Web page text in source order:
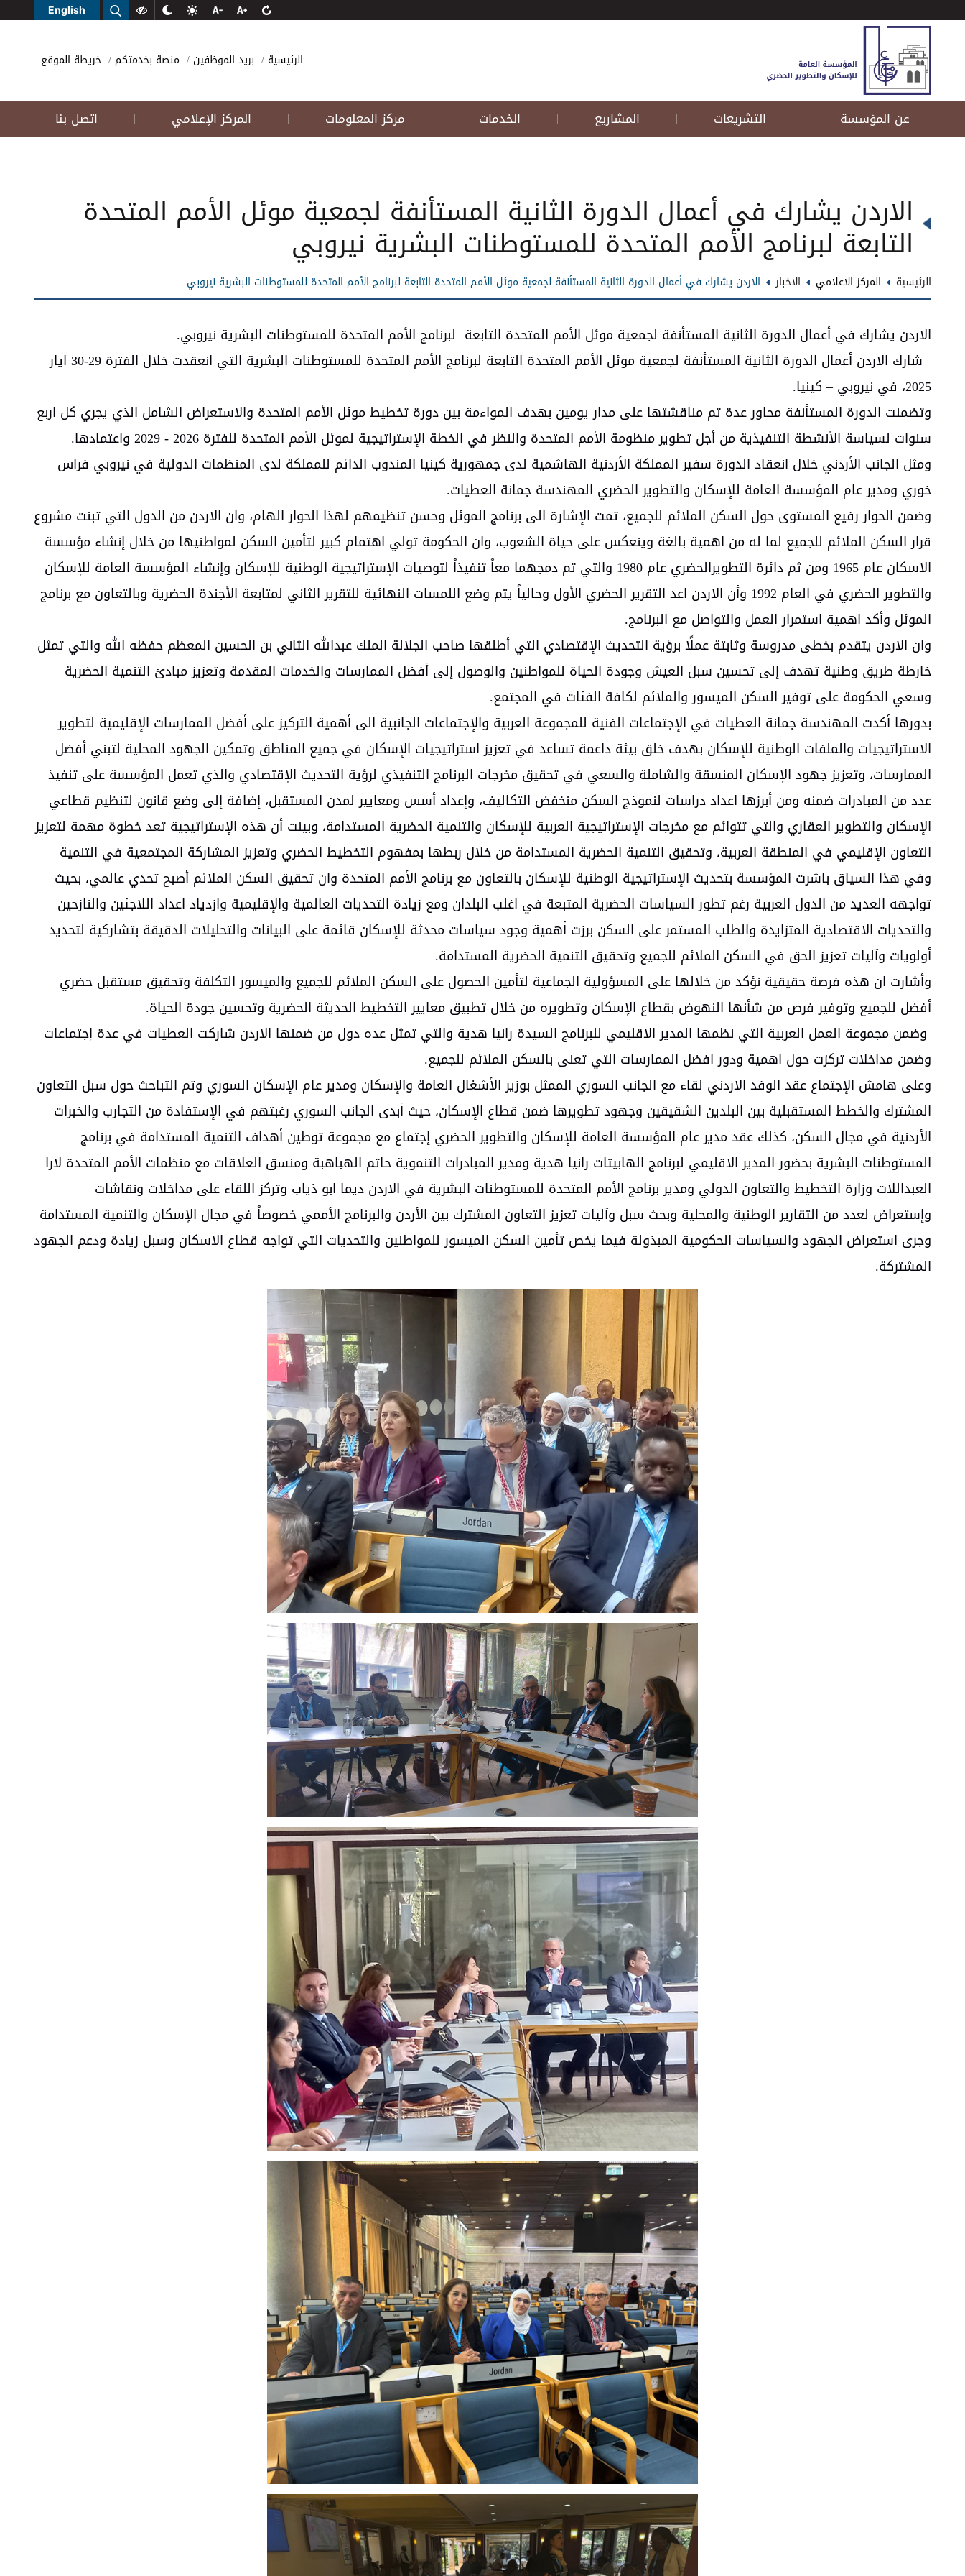
English
الرئيسية بريد الموظفين منصة بخدمتكم خريطة الموقع
عن المؤسسة | التشريعات | المشاريع | الخدمات | مركز المعلومات | المركز الإعلامي | اتصل بنا
الاردن يشارك في أعمال الدورة الثانية المستأنفة لجمعية موئل الأمم المتحدة
التابعة لبرنامج الأمم المتحدة للمستوطنات البشرية نيروبي
الرئيسية المركز الاعلامي الاخبار الاردن يشارك في أعمال الدورة الثانية المستأنفة لجمعية موئل الأمم المتحدة التابعة لبرنامج الأمم المتحدة للمستوطنات البشرية نيروبي
الاردن يشارك في أعمال الدورة الثانية المستأنفة لجمعية موئل الأمم المتحدة التابعة لبرنامج الأمم المتحدة للمستوطنات البشرية نيروبي.
شارك الاردن أعمال الدورة الثانية المستأنفة لجمعية موئل الأمم المتحدة التابعة لبرنامج الأمم المتحدة للمستوطنات البشرية التي انعقدت خلال الفترة 29-30 ايار
2025، في نيروبي – كينيا.
وتضمنت الدورة المستأنفة محاور عدة تم مناقشتها على مدار يومين بهدف المواءمة بين دورة تخطيط موئل الأمم المتحدة والاستعراض الشامل الذي يجري كل اربع
سنوات لسياسة الأنشطة التنفيذية من أجل تطوير منظومة الأمم المتحدة والنظر في الخطة الإستراتيجية لموئل الأمم المتحدة للفترة 2026 - 2029 واعتمادها.
ومثل الجانب الأردني خلال انعقاد الدورة سفير المملكة الأردنية الهاشمية لدى جمهورية كينيا المندوب الدائم للمملكة لدى المنظمات الدولية في نيروبي فراس
خوري ومدير عام المؤسسة العامة للإسكان والتطوير الحضري المهندسة جمانة العطيات.
وضمن الحوار رفيع المستوى حول السكن الملائم للجميع، تمت الإشارة الى برنامج الموئل وحسن تنظيمهم لهذا الحوار الهام، وان الاردن من الدول التي تبنت مشروع
قرار السكن الملائم للجميع لما له من اهمية بالغة وينعكس على حياة الشعوب، وان الحكومة تولي اهتمام كبير لتأمين السكن لمواطنيها من خلال إنشاء مؤسسة
الاسكان عام 1965 ومن ثم دائرة التطويرالحضري عام 1980 والتي تم دمجهما معاً تنفيذاً لتوصيات الإستراتيجية الوطنية للإسكان وإنشاء المؤسسة العامة للإسكان
والتطوير الحضري في العام 1992 وأن الاردن اعد التقرير الحضري الأول وحالياً يتم وضع اللمسات النهائية للتقرير الثاني لمتابعة الأجندة الحضرية وبالتعاون مع برنامج
الموئل وأكد اهمية استمرار العمل والتواصل مع البرنامج.
وان الاردن يتقدم بخطى مدروسة وثابتة عملًا برؤية التحديث الإقتصادي التي أطلقها صاحب الجلالة الملك عبدالله الثاني بن الحسين المعظم حفظه الله والتي تمثل
خارطة طريق وطنية تهدف إلى تحسين سبل العيش وجودة الحياة للمواطنين والوصول إلى أفضل الممارسات والخدمات المقدمة وتعزيز مبادئ التنمية الحضرية
وسعي الحكومة على توفير السكن الميسور والملائم لكافة الفئات في المجتمع.
بدورها أكدت المهندسة جمانة العطيات في الإجتماعات الفنية للمجموعة العربية والإجتماعات الجانبية الى أهمية التركيز على أفضل الممارسات الإقليمية لتطوير
الاستراتيجيات والملفات الوطنية للإسكان بهدف خلق بيئة داعمة تساعد في تعزيز استراتيجيات الإسكان في جميع المناطق وتمكين الجهود المحلية لتبني أفضل
الممارسات، وتعزيز جهود الإسكان المنسقة والشاملة والسعي في تحقيق مخرجات البرنامج التنفيذي لرؤية التحديث الإقتصادي والذي تعمل المؤسسة على تنفيذ
عدد من المبادرات ضمنه ومن أبرزها اعداد دراسات لنموذج السكن منخفض التكاليف، وإعداد أسس ومعايير لمدن المستقبل، إضافة إلى وضع قانون لتنظيم قطاعي
الإسكان والتطوير العقاري والتي تتوائم مع مخرجات الإستراتيجية العربية للإسكان والتنمية الحضرية المستدامة، وبينت أن هذه الإستراتيجية تعد خطوة مهمة لتعزيز
التعاون الإقليمي في المنطقة العربية، وتحقيق التنمية الحضرية المستدامة من خلال ربطها بمفهوم التخطيط الحضري وتعزيز المشاركة المجتمعية في التنمية
وفي هذا السياق باشرت المؤسسة بتحديث الإستراتيجية الوطنية للإسكان بالتعاون مع برنامج الأمم المتحدة وان تحقيق السكن الملائم أصبح تحدي عالمي، بحيث
تواجهه العديد من الدول العربية رغم تطور السياسات الحضرية المتبعة في اغلب البلدان ومع زيادة التحديات العالمية والإقليمية وازدياد اعداد اللاجئين والنازحين
والتحديات الاقتصادية المتزايدة والطلب المستمر على السكن برزت أهمية وجود سياسات محدثة للإسكان قائمة على البيانات والتحليلات الدقيقة بتشاركية لتحديد
أولويات وآليات تعزيز الحق في السكن الملائم للجميع وتحقيق التنمية الحضرية المستدامة.
وأشارت ان هذه فرصة حقيقية نؤكد من خلالها على المسؤولية الجماعية لتأمين الحصول على السكن الملائم للجميع والميسور التكلفة وتحقيق مستقبل حضري
أفضل للجميع وتوفير فرص من شأنها النهوض بقطاع الإسكان وتطويره من خلال تطبيق معايير التخطيط الحديثة الحضرية وتحسين جودة الحياة.
وضمن مجموعة العمل العربية التي نظمها المدير الاقليمي للبرنامج السيدة رانيا هدية والتي تمثل عده دول من ضمنها الاردن شاركت العطيات في عدة إجتماعات
وضمن مداخلات تركزت حول اهمية ودور افضل الممارسات التي تعنى بالسكن الملائم للجميع.
وعلى هامش الإجتماع عقد الوفد الاردني لقاء مع الجانب السوري الممثل بوزير الأشغال العامة والإسكان ومدير عام الإسكان السوري وتم التباحث حول سبل التعاون
المشترك والخطط المستقبلية بين البلدين الشقيقين وجهود تطويرها ضمن قطاع الإسكان، حيث أبدى الجانب السوري رغبتهم في الإستفادة من التجارب والخبرات
الأردنية في مجال السكن، كذلك عقد مدير عام المؤسسة العامة للإسكان والتطوير الحضري إجتماع مع مجموعة توطين أهداف التنمية المستدامة في برنامج
المستوطنات البشرية بحضور المدير الاقليمي لبرنامج الهابيتات رانيا هدية ومدير المبادرات التنموية حاتم الهباهبة ومنسق العلاقات مع منظمات الأمم المتحدة لارا
العبداللات وزارة التخطيط والتعاون الدولي ومدير برنامج الأمم المتحدة للمستوطنات البشرية في الاردن ديما ابو ذياب وتركز اللقاء على مداخلات ونقاشات
وإستعراض لعدد من التقارير الوطنية والمحلية وبحث سبل وآليات تعزيز التعاون المشترك بين الأردن والبرنامج الأممي خصوصاً في مجال الإسكان والتنمية المستدامة
وجرى استعراض الجهود والسياسات الحكومية المبذولة فيما يخص تأمين السكن الميسور للمواطنين والتحديات التي تواجه قطاع الاسكان وسبل زيادة ودعم الجهود
المشتركة.